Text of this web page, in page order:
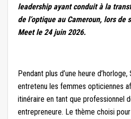
leadership ayant conduit à la
de l’optique au Cameroun, lors de
Meet le 24 juin 2026.
Pendant plus d’une heure
entretenu les femmes opticiennes
itinéraire en tant que professionnel
entrepreneure. Le thème choisi